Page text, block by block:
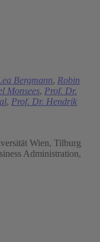
Bergmann, Robin
Monsees, Prof. Dr.
, Prof. Dr. Hendrik
Wien, Tilburg
Administration,